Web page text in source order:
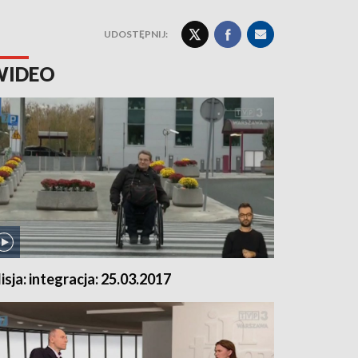
UDOSTĘPNIJ:
integracja: 25.03.2017